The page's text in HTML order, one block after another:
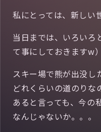
私にとっては、新しい
当日までは、いろいろ
て事にしておきますw）
スキー場で熊が出没し
どれくらいの道のりな
あると言っても、今の
なんじゃないか。。。